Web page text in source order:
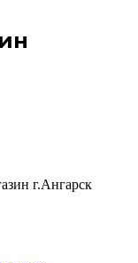
г.Ангарск